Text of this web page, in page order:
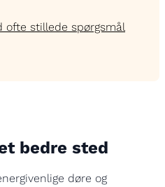
ofte stillede spørgsmål
bedre sted
døre og